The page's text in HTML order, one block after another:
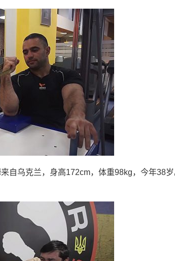
自乌克兰，身高172cm，体重98kg，今年38